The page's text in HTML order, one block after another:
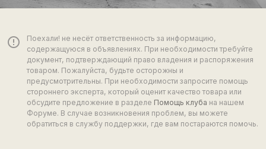
error_outline
Поехали! не несёт ответственность за информацию,
содержащуюся в объявлениях. При необходимости требуйте
документ, подтверждающий право владения и распоряжения
товаром. Пожалуйста, будьте осторожны и
предусмотрительны. При необходимости запросите помощь
стороннего эксперта, который оценит качество товара или
обсудите предложение в разделе Помощь клуба на нашем
Форуме. В случае возникновения проблем, вы можете
обратиться в службу поддержки, где вам постараются помочь.